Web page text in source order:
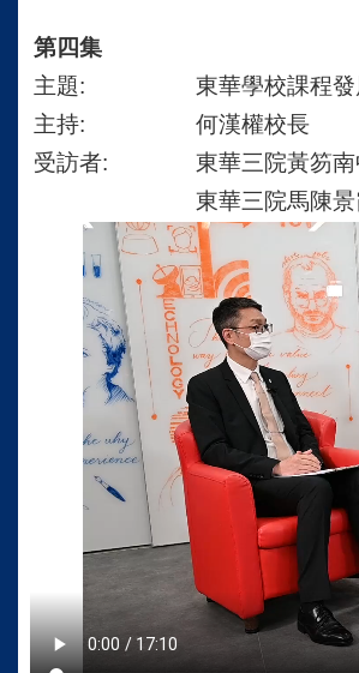
第四集
主題:
東華學校課程
主持:
何漢權校長
受訪者:
東華三院黃笏
東華三院馬陳